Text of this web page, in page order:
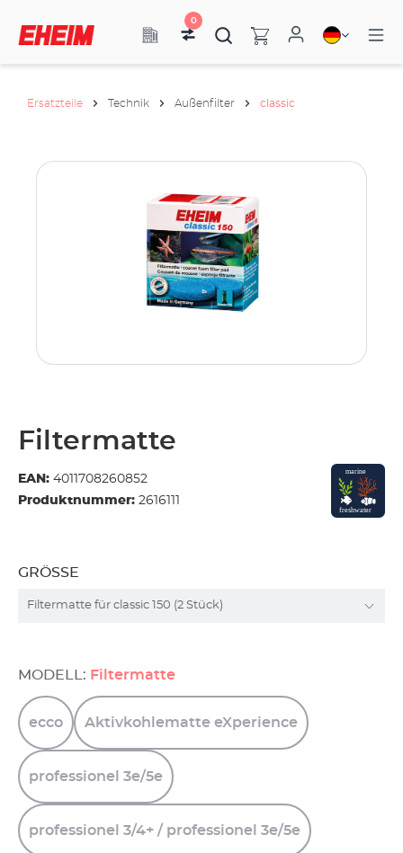
0
Ersatzteile Technik Außenfilter classic
Filtermatte
EAN: 4011708260852
Produktnummer: 2616111
GRÖSSE
MODELL: Filtermatte
ecco Aktivkohlematte eXperience
professionel 3e/5e
professionel 3/4+ / professionel 3e/5e